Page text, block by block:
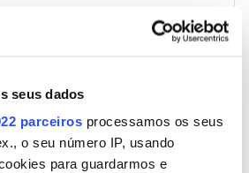
seus dados
parceiros processamos os seus
o seu número IP, usando
para guardarmos e